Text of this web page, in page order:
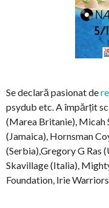
Se declară pasionat de
psydub etc. A împărțit
(Marea Britanie), Micah
(Jamaica), Hornsman
(Serbia),Gregory G Ras
Skavillage (Italia),
Foundation, Irie Warriors